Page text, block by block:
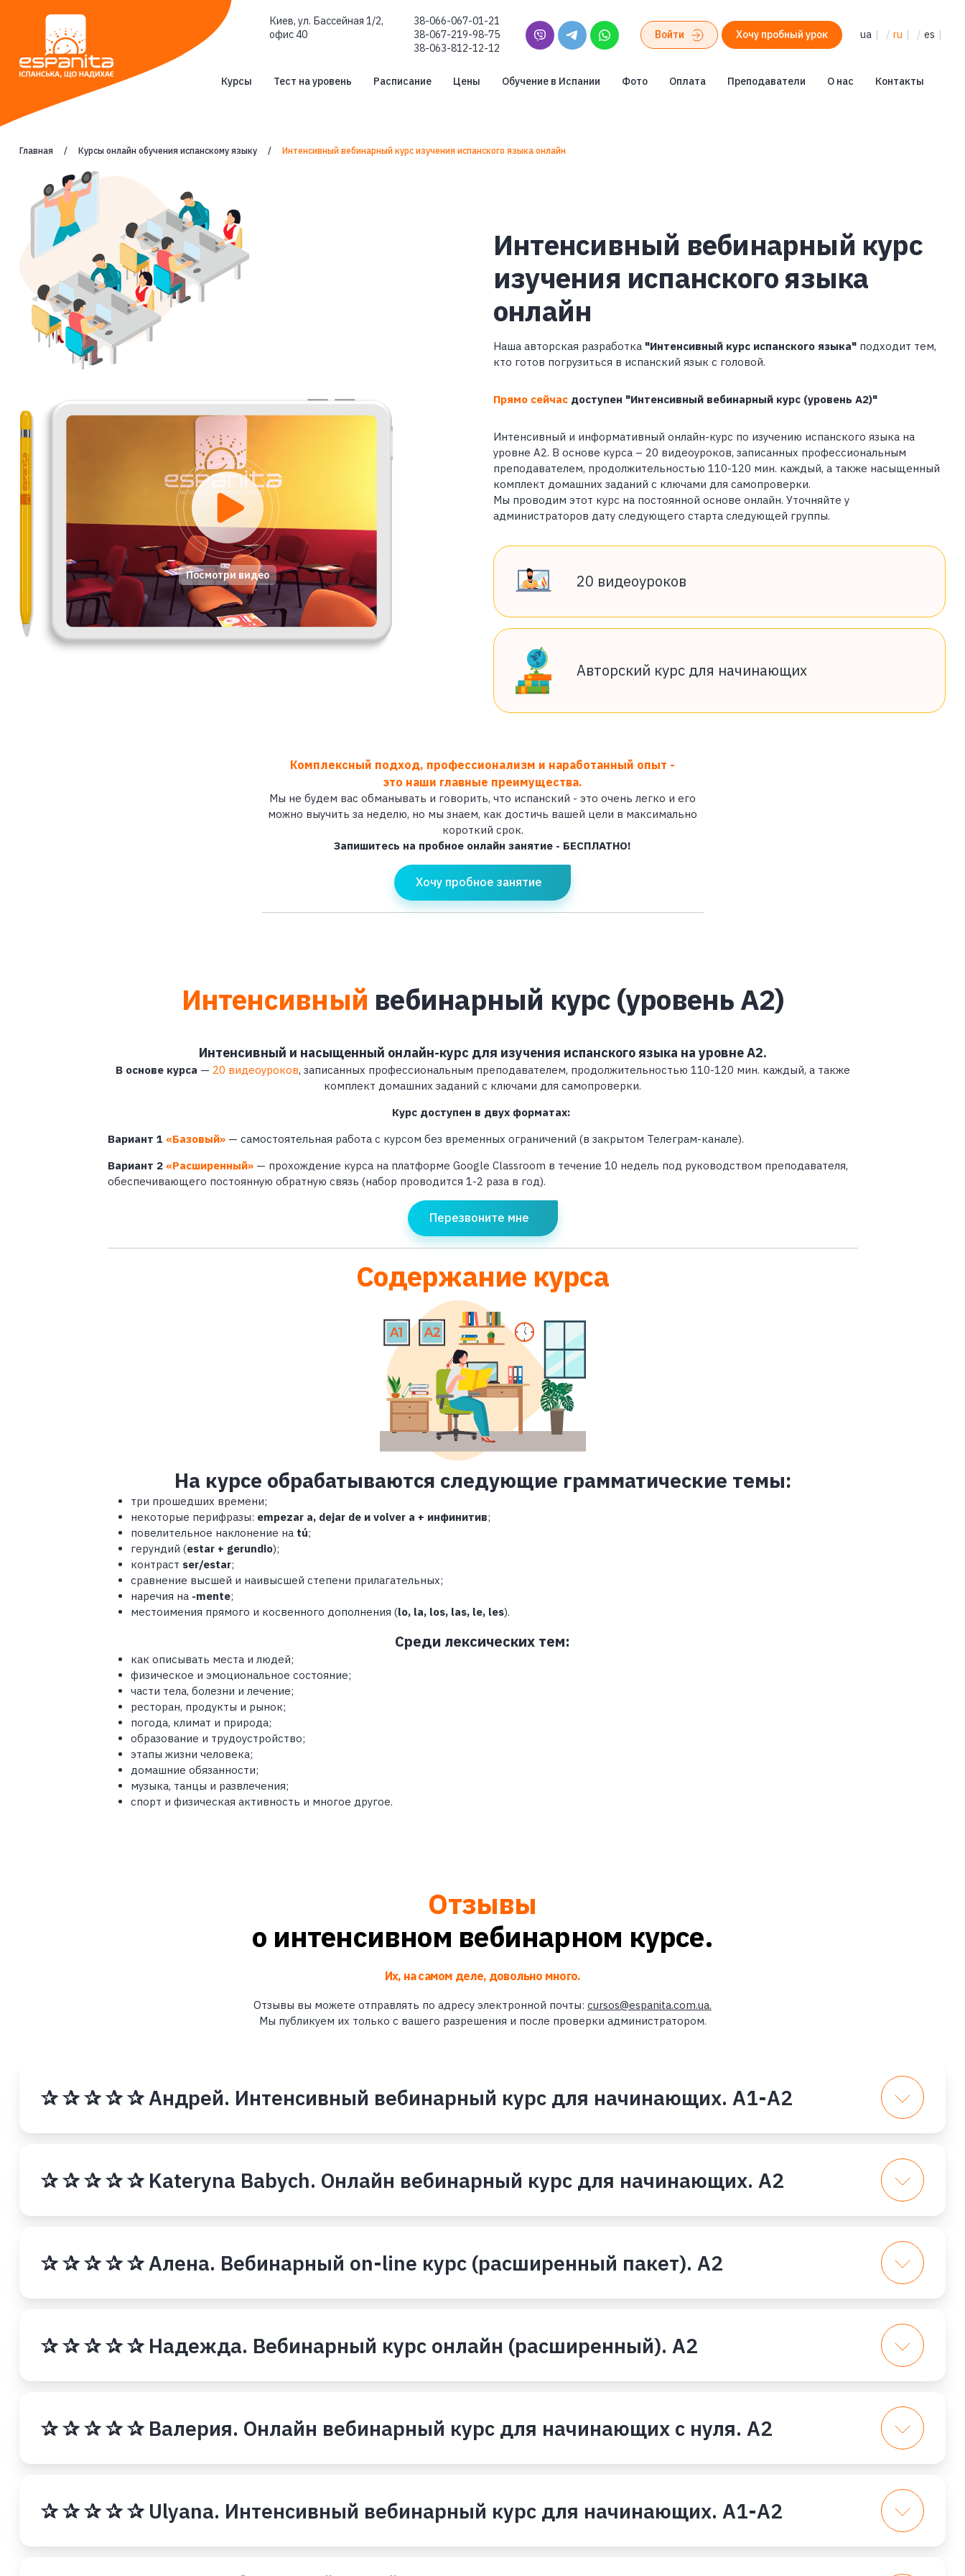
Курсы Тест на уровень Расписание Цены Обучение в Испании Фото Оплата Преподаватели О нас Контакты
Киев, ул. Бассейная 1/2,
офис 40
38-066-067-01-21
38-067-219-98-75
38-063-812-12-12
Войти Хочу пробный урок ua | / ru | / es |
Главная Курсы онлайн обучения испанскому языку Интенсивный вебинарный курс изучения испанского языка онлайн
Интенсивный вебинарный курс
изучения испанского языка
онлайн
Наша авторская разработка "Интенсивный курс испанского языка" подходит тем,
кто готов погрузиться в испанский язык с головой.
Прямо сейчас доступен "Интенсивный вебинарный курс (уровень А2)"
Интенсивный и информативный онлайн-курс по изучению испанского языка на
уровне А2. В основе курса – 20 видеоуроков, записанных профессиональным
преподавателем, продолжительностью 110-120 мин. каждый, а также насыщенный
комплект домашних заданий с ключами для самопроверки.
Мы проводим этот курс на постоянной основе онлайн. Уточняйте у
администраторов дату следующего старта следующей группы.
20 видеоуроков
Авторский курс для начинающих
Посмотри видео
Комплексный подход, профессионализм и наработанный опыт -
это наши главные преимущества.
Мы не будем вас обманывать и говорить, что испанский - это очень легко и его
можно выучить за неделю, но мы знаем, как достичь вашей цели в максимально
короткий срок.
Запишитесь на пробное онлайн занятие - БЕСПЛАТНО!
Хочу пробное занятие
Интенсивный вебинарный курс (уровень А2)
Интенсивный и насыщенный онлайн-курс для изучения испанского языка на уровне А2.
В основе курса — 20 видеоуроков, записанных профессиональным преподавателем, продолжительностью 110-120 мин. каждый, а также
комплект домашних заданий с ключами для самопроверки.
Курс доступен в двух форматах:
Вариант 1 «Базовый»— самостоятельная работа с курсом без временных ограничений (в закрытом Телеграм-канале).
Вариант 2 «Расширенный»— прохождение курса на платформе Google Classroom в течение 10 недель под руководством преподавателя,
обеспечивающего постоянную обратную связь (набор проводится 1-2 раза в год).
Перезвоните мне
Содержание курса
На курсе обрабатываются следующие грамматические темы:
три прошедших времени;
некоторые перифразы: empezar a, dejar de и volver a + инфинитив;
повелительное наклонение на tú;
герундий (estar + gerundio);
контраст ser/estar;
сравнение высшей и наивысшей степени прилагательных;
наречия на -mente;
местоимения прямого и косвенного дополнения (lo, la, los, las, le, les).
Среди лексических тем:
как описывать места и людей;
физическое и эмоциональное состояние;
части тела, болезни и лечение;
ресторан, продукты и рынок;
погода, климат и природа;
образование и трудоустройство;
этапы жизни человека;
домашние обязанности;
музыка, танцы и развлечения;
спорт и физическая активность и многое другое.
Отзывы
о интенсивном вебинарном курсе.
Их, на самом деле, довольно много.
Отзывы вы можете отправлять по адресу электронной почты: cursos@espanita.com.ua.
Мы публикуем их только с вашего разрешения и после проверки администратором.
✰ ✰ ✰ ✰ ✰ Андрей. Интенсивный вебинарный курс для начинающих. А1-А2
✰ ✰ ✰ ✰ ✰ Kateryna Babych. Онлайн вебинарный курс для начинающих. А2
✰ ✰ ✰ ✰ ✰ Алена. Вебинарный on-line курс (расширенный пакет). А2
✰ ✰ ✰ ✰ ✰ Надежда. Вебинарный курс онлайн (расширенный). А2
✰ ✰ ✰ ✰ ✰ Валерия. Онлайн вебинарный курс для начинающих с нуля. А2
✰ ✰ ✰ ✰ ✰ Ulyana. Интенсивный вебинарный курс для начинающих. А1-А2